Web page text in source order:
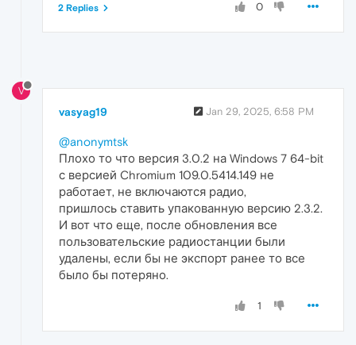
0
2 Replies
V
vasyag19 Jan 29, 2025, 6:58 PM
@anonymtsk
Плохо то что версия 3.0.2 на Windows 7 64-bit
с версией Chromium 109.0.5414.149 не
работает, не включаются радио,
пришлось ставить упакованную версию 2.3.2.
И вот что еще, после обновления все
пользовательские радиостанции были
удалены, если бы не экспорт ранее то все
было бы потеряно.
1